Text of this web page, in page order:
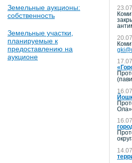
Земельные аукционы:
собственность
Земельные участки,
планируемые к
предоставлению на
аукционе
Ола»